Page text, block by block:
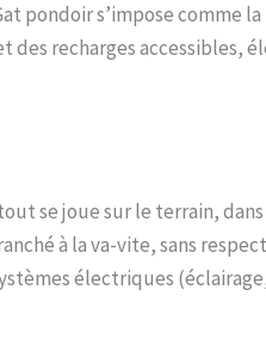
pondoir s’impose comme
des recharges accessibles,
se joue sur le terrain,
à la va-vite, sans
électriques